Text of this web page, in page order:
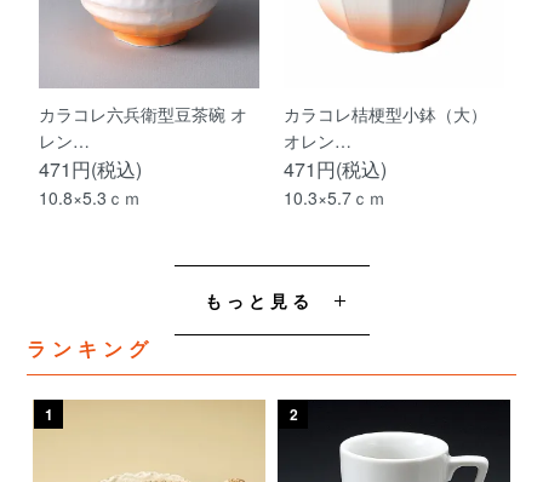
カラコレ六兵衛型豆茶碗 オ
レン…
471円(税込)
10.8×5.3ｃｍ
カラコレ桔梗型小鉢（大）
オレン…
471円(税込)
10.3×5.7ｃｍ
もっと見る
ランキング
1 2